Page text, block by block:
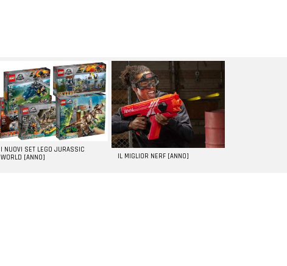
I NUOVI SET LEGO JURASSIC
WORLD [ANNO]
IL MIGLIOR NERF [ANNO]